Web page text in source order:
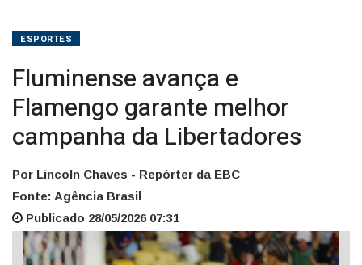
ESPORTES
Fluminense avança e
Flamengo garante melhor
campanha da Libertadores
Por Lincoln Chaves - Repórter da EBC
Fonte: Agência Brasil
Publicado 28/05/2026 07:31